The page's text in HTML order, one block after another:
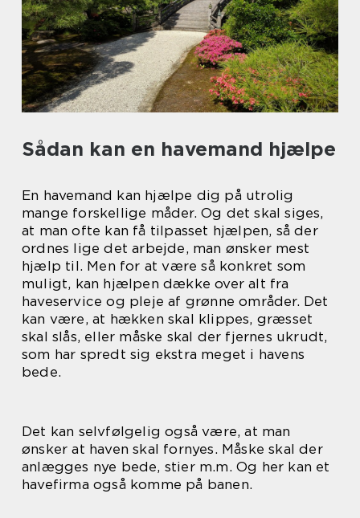
Sådan kan en havemand hjælpe
En havemand kan hjælpe dig på utrolig
mange forskellige måder. Og det skal siges,
at man ofte kan få tilpasset hjælpen, så der
ordnes lige det arbejde, man ønsker mest
hjælp til. Men for at være så konkret som
muligt, kan hjælpen dække over alt fra
haveservice og pleje af grønne områder. Det
kan være, at hækken skal klippes, græsset
skal slås, eller måske skal der fjernes ukrudt,
som har spredt sig ekstra meget i havens
bede.
Det kan selvfølgelig også være, at man
ønsker at haven skal fornyes. Måske skal der
anlægges nye bede, stier m.m. Og her kan et
havefirma også komme på banen.